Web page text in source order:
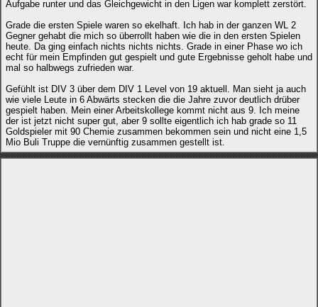
Aufgabe runter und das Gleichgewicht in den Ligen war komplett zerstört.
Grade die ersten Spiele waren so ekelhaft. Ich hab in der ganzen WL 2
Gegner gehabt die mich so überrollt haben wie die in den ersten Spielen
heute. Da ging einfach nichts nichts nichts. Grade in einer Phase wo ich
echt für mein Empfinden gut gespielt und gute Ergebnisse geholt habe und
mal so halbwegs zufrieden war.
Gefühlt ist DIV 3 über dem DIV 1 Level von 19 aktuell. Man sieht ja auch
wie viele Leute in 6 Abwärts stecken die die Jahre zuvor deutlich drüber
gespielt haben. Mein einer Arbeitskollege kommt nicht aus 9. Ich meine
der ist jetzt nicht super gut, aber 9 sollte eigentlich ich hab grade so 11
Goldspieler mit 90 Chemie zusammen bekommen sein und nicht eine 1,5
Mio Buli Truppe die vernünftig zusammen gestellt ist.